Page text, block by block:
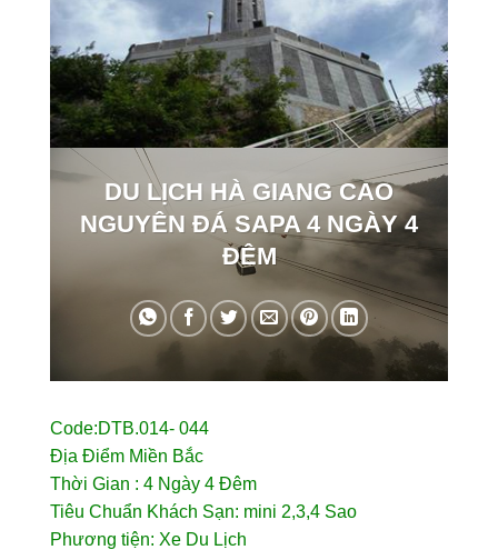
DU LỊCH HÀ GIANG CAO
NGUYÊN ĐÁ SAPA 4 NGÀY 4
ĐÊM
Code:DTB.014- 044
Địa Điểm Miền Bắc
Thời Gian : 4 Ngày 4 Đêm
Tiêu Chuẩn Khách Sạn: mini 2,3,4 Sao
Phương tiện: Xe Du Lịch